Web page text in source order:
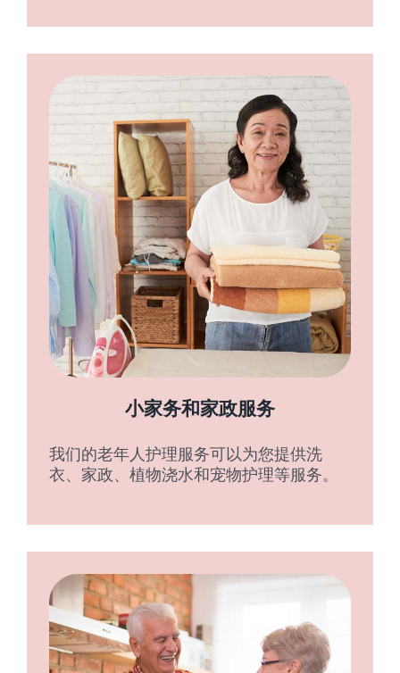
小家务和家政服务
我们的老年人护理服务可以为您提供洗
衣、家政、植物浇水和宠物护理等服务。